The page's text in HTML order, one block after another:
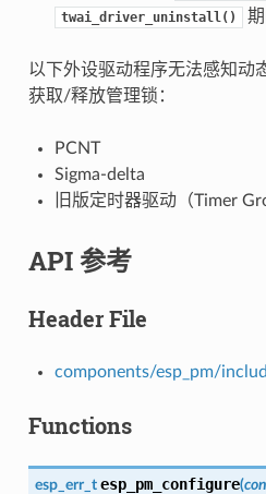
twai_driver_uninstall() 期
以下外设驱动程序无法感知动
获取/释放管理锁：
PCNT
Sigma-delta
旧版定时器驱动（Timer
API 参考
Header File
components/esp_pm/
Functions
esp_err_t esp_pm_configure(